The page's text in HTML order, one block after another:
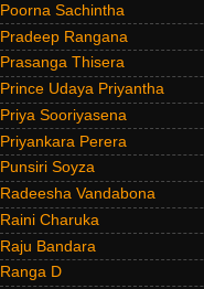
Poorna Sachintha
Pradeep Rangana
Prasanga Thisera
Prince Udaya Priyantha
Priya Sooriyasena
Priyankara Perera
Punsiri Soyza
Radeesha Vandabona
Raini Charuka
Raju Bandara
Ranga D